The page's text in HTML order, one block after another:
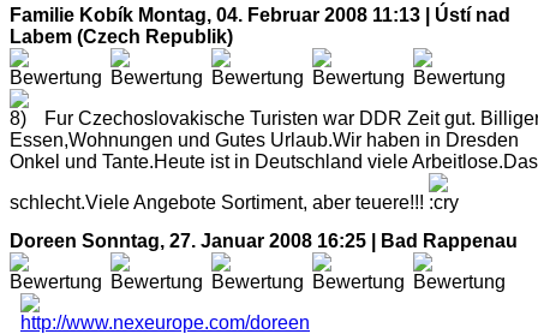
Familie Kobík Montag, 04. Februar 2008 11:13 | Ústí nad
Labem (Czech Republik)
Fur Czechoslovakische Turisten war DDR Zeit gut.
Essen,Wohnungen und Gutes Urlaub.Wir haben in Dresden
Onkel und Tante.Heute ist in Deutschland viele
schlecht.Viele Angebote Sortiment, aber teuere!!!
Doreen Sonntag, 27. Januar 2008 16:25 | Bad Rappenau